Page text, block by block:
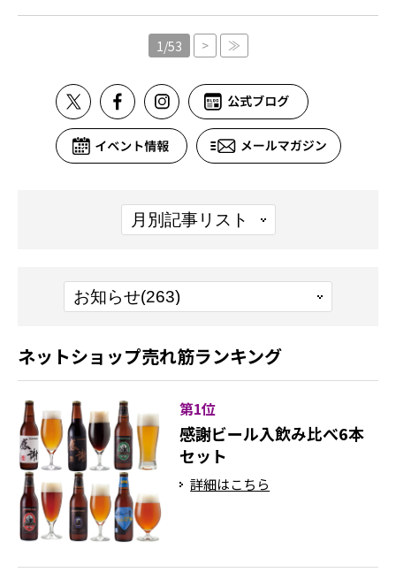
1/53 > ≫
ネットショップ売れ筋ランキング
第1位
感謝ビール入飲み比べ6本
セット
詳細はこちら